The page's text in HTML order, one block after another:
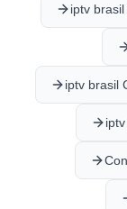
iptv brasil
iptv brasil